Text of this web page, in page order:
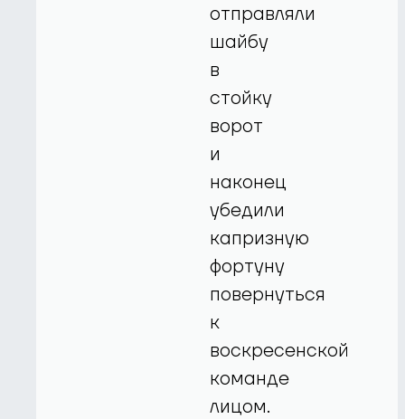
отправляли
шайбу
в
стойку
ворот
и
наконец
убедили
капризную
фортуну
повернуться
к
воскресенской
команде
лицом.